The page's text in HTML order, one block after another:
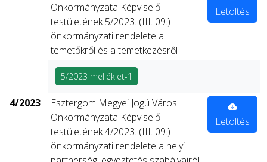
Önkormányzata Képviselő-
testületének 5/2023. (III. 09.)
önkormányzati rendelete a
temetőkről és a temetkezésről
Letöltés
5/2023 melléklet-1
4/2023
Esztergom Megyei Jogú Város
Önkormányzata Képviselő-
testületének 4/2023. (III. 09.)
önkormányzati rendelete a helyi
Letöltés